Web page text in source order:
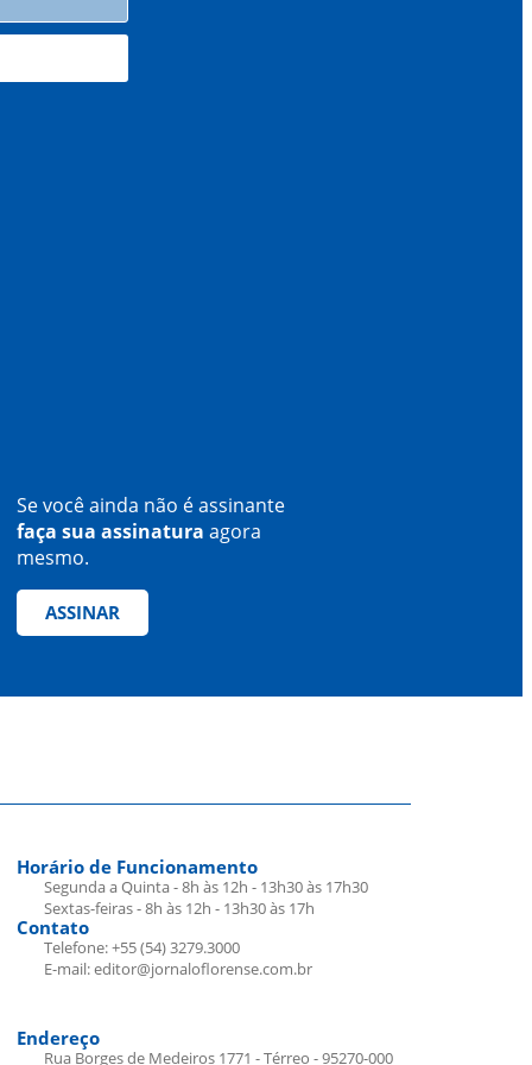
Se você ainda não é assinante
faça sua assinatura agora
mesmo.
ASSINAR
Horário de Funcionamento
Segunda a Quinta - 8h às 12h - 13h30 às 17h30
Sextas-feiras - 8h às 12h - 13h30 às 17h
Contato
Telefone: +55 (54) 3279.3000
E-mail: editor@jornaloflorense.com.br
Endereço
Rua Borges de Medeiros 1771 - Térreo - 95270-000